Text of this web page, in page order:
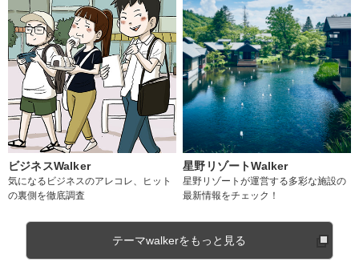
ビジネスWalker
気になるビジネスのアレコレ、ヒット
の裏側を徹底調査
星野リゾートWalker
星野リゾートが運営する多彩な施設の
最新情報をチェック！
テーマwalkerをもっと見る